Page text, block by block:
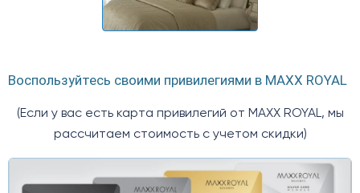
Воспользуйтесь своими привилегиями в MAXX ROYAL
(Если у вас есть карта привилегий от MAXX ROYAL, мы
рассчитаем стоимость с учетом скидки)